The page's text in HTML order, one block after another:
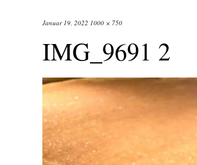
Januar 19, 2022 1000 × 750
IMG_9691 2